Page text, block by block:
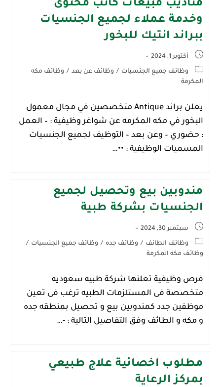
مناديب مبيعات كاتب محتوى
وخدمة عملاء لجميع الجنسيات
ببراند انتيك للبخور
أكتوبر 1, 2024
وظائف جميع الجنسيات / وظائف عن بعد / وظائف مكه
المكرمة
يعلن براند Antique متخصصين في مجال معمول
البخور في مكه المكرمه عن شواغر وظيفية :‏ – العمل
: حضوري – وعن بعد ‏– التوظيف لجميع الجنسيات
‏المسميات الوظيفية :‏ ••…
مندوبين بيع وتحصيل لجميع
الجنسيات بشركة طبية
سبتمبر 30, 2024
وظائف الطائف / وظائف جده / وظائف جميع الجنسيات /
وظائف مكه المكرمة
فرص وظيفية تعلنها شركة طبيه سعوديه
متخصصة فى المستلزمات الطبيه ترغب فى تعين
موظفين جدد كمندوبين بيع و تحصيل بمنطقه جده
و مكه و الطائف وفق التفاصيل التالية : -…
مطلوب اخصائية علاج طبيعي
بمركز الرعاية